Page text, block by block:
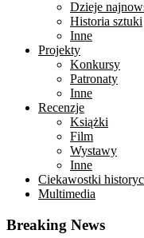
Dzieje
Historia sztuki
Inne
Projekty
Konkursy
Patronaty
Inne
Recenzje
Książki
Film
Wystawy
Inne
Ciekawostki
Multimedia
Breaking News